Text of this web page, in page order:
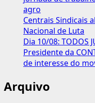
estudo
agro
Centrais Sindicais
Nacional de Luta
Dia 10/08: TODOS
Presidente da
de interesse do
Arquivo